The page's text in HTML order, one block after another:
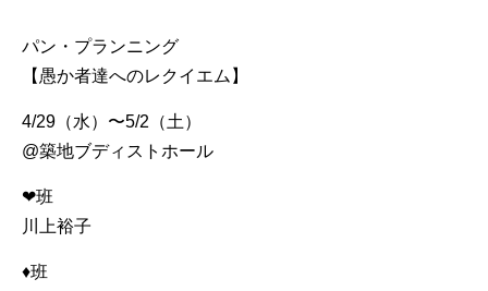
パン・プランニング
【愚か者達へのレクイエム】
4/29（水）〜5/2（土）
@築地ブディストホール
❤︎班
川上裕子
♦︎班